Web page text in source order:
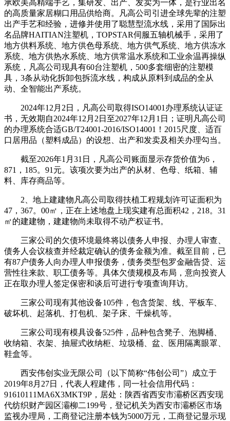
承欧美高精端手艺，集研发、出产、发卖为一体，是行业出名
的高质量家居糊口用品供给商。凡高公司引进全球先辈的注塑
出产手艺和经验，进修并使用了聪慧型流水线，采用了国际出
名品牌HAITIAN注塑机，TOPSTAR伺服五轴机械手，采用了
地方供料系统、地方供色母系统、地方供气系统、地方供冻水
系统、地方供热水系统、地方供常温水系统和工业余温再操纵
系统，凡高公司现具有60台注塑机，500多套细密的注塑模
具，3条从动化拆卸包拆流水线，构成从原料到成品的全从
动、全智能出产系统。
2024年12月2日，凡高公司取得ISO14001办理系统认证证
书，无效期自2024年12月2日至2027年12月1日；证明凡高公司
的办理系统合适GB/T24001-2016/ISO14001！2015尺度、适百
口居用品（塑料成品）的设想、出产和发卖及相关办理勾当。
截至2026年1月31日，凡高公司账面显示存货价值为6，
871，185。91元。该项次要为出产的从材、色母、纸箱、辅
料、库存商品等。
2、地上建建物凡高公司取得扶植工程规划许可证面积为
47，367。00㎡，正在上述地盘上现实建有总面积42，218。31
㎡的建建物，建建物尚未取得不动产权证书。
三家公司的欠债环境最终将以债务人申报、办理人审查、
债务人会议核查并经裁定确认的债务金额为准。截至目前，已
有87户债务人向办理人申报债务，债务类型包罗金融告贷、运
营性往来款、职工债务等。具体欠债规模及布局，意向投资人
正在取办理人签定保密和谈后可进行专项查询拜访。
三家公司现有其他设备105件，包含货架、线、平板车、
破坏机、起落机、打包机、架子床、干燥机等。
三家公司现有模具设备525件，品种包含凳子、泡脚桶、
收纳箱、衣架、抽屉式收纳柜、垃圾桶、盆、医用隔离眼罩、
鞋盒等。
西安伟创实业无限公司（以下简称“伟创公司”）成立于
2019年8月27日，代表人程建伟，同一社会信用代码：
91610111MA6X3MKT9P，居处：陕西省西安市灞桥区西安现
代纺织财产园区灞柳二199号，登记机关为西安市灞桥区市场
监视办理局，工商登记注册本钱为5000万元，工商登记显示现